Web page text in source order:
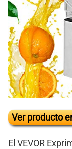
Ver producto
El VEVOR